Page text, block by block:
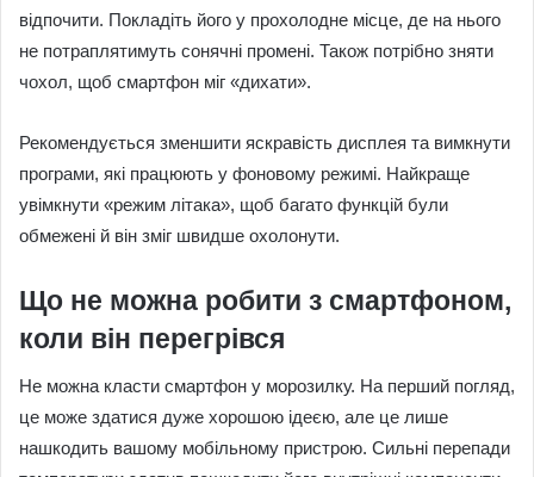
відпочити. Покладіть його у прохолодне місце, де на нього
не потраплятимуть сонячні промені. Також потрібно зняти
чохол, щоб смартфон міг «дихати».
Рекомендується зменшити яскравість дисплея та вимкнути
програми, які працюють у фоновому режимі. Найкраще
увімкнути «режим літака», щоб багато функцій були
обмежені й він зміг швидше охолонути.
Що не можна робити з смартфоном,
коли він перегрівся
Не можна класти смартфон у морозилку. На перший погляд,
це може здатися дуже хорошою ідеєю, але це лише
нашкодить вашому мобільному пристрою. Сильні перепади